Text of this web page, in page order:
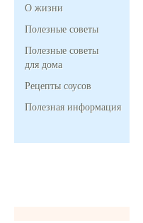
О жизни
Полезные советы
Полезные советы
для дома
Рецепты соусов
Полезная информация